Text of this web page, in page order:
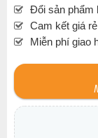
Đổi sản phẩm
Cam kết giá
Miễn phí giao